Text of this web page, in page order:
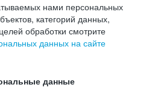
нами персональных
категорий данных,
обработки смотрите
данных на сайте
данные